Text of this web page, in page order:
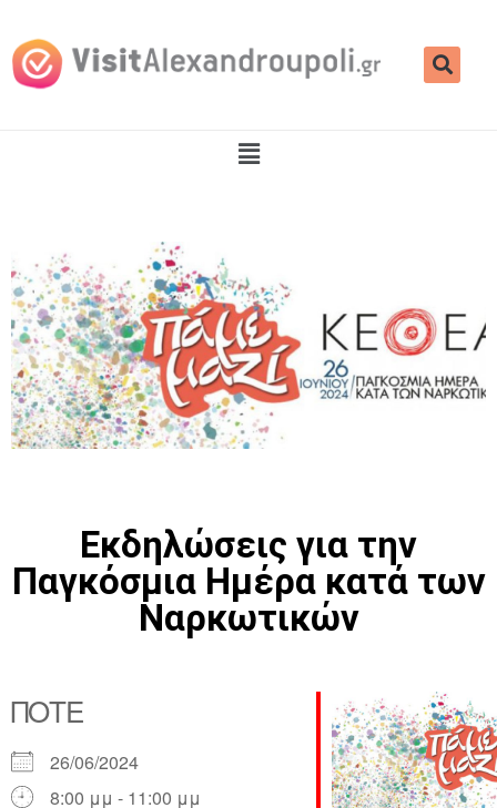
Εκδηλώσεις για την
Παγκόσμια Ημέρα κατά των
Ναρκωτικών
ΠΌΤΕ
26/06/2024
8:00 μμ - 11:00 μμ